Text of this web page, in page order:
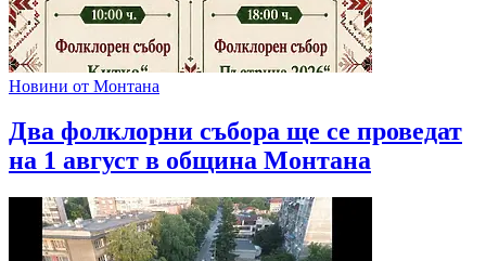
Новини от Монтана
Два фолклорни събора ще се проведат
на 1 август в община Монтана